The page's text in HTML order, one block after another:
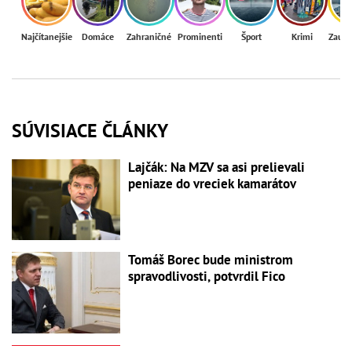
Najčítanejšie Domáce Zahraničné Prominenti Šport Krimi
SÚVISIACE ČLÁNKY
Lajčák: Na MZV sa asi prelievali
peniaze do vreciek kamarátov
Tomáš Borec bude ministrom
spravodlivosti, potvrdil Fico